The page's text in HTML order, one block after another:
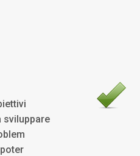
sviluppare